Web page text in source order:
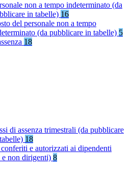
non a tempo indeterminato (da
in tabelle) 16
del personale non a tempo
(da pubblicare in tabelle) 5
18
di assenza trimestrali (da pubblicare
18
e autorizzati ai dipendenti
non dirigenti) 8